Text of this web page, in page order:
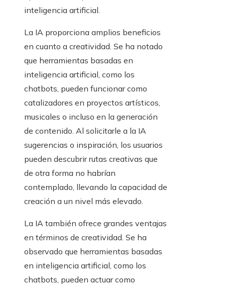
inteligencia artificial.
La IA proporciona amplios beneficios
en cuanto a creatividad. Se ha notado
que herramientas basadas en
inteligencia artificial, como los
chatbots, pueden funcionar como
catalizadores en proyectos artísticos,
musicales o incluso en la generación
de contenido. Al solicitarle a la IA
sugerencias o inspiración, los usuarios
pueden descubrir rutas creativas que
de otra forma no habrían
contemplado, llevando la capacidad de
creación a un nivel más elevado.
La IA también ofrece grandes ventajas
en términos de creatividad. Se ha
observado que herramientas basadas
en inteligencia artificial, como los
chatbots, pueden actuar como